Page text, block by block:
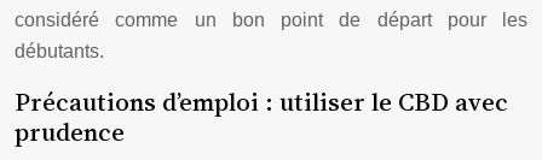
considéré comme un bon point de départ pour les
débutants.
Précautions d’emploi : utiliser le CBD avec
prudence